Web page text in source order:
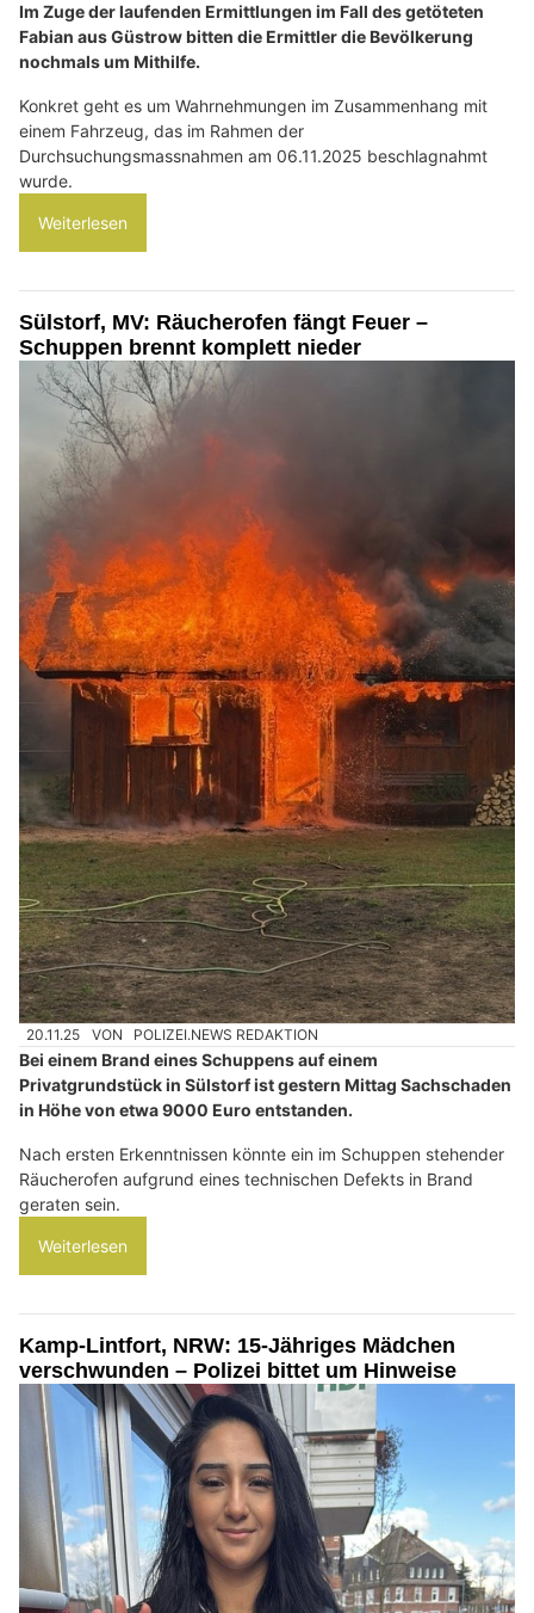
Im Zuge der laufenden Ermittlungen im Fall des getöteten
Fabian aus Güstrow bitten die Ermittler die Bevölkerung
nochmals um Mithilfe.
Konkret geht es um Wahrnehmungen im Zusammenhang mit
einem Fahrzeug, das im Rahmen der
Durchsuchungsmassnahmen am 06.11.2025 beschlagnahmt
wurde.
Weiterlesen
Sülstorf, MV: Räucherofen fängt Feuer –
Schuppen brennt komplett nieder
20.11.25 VON POLIZEI.NEWS REDAKTION
Bei einem Brand eines Schuppens auf einem
Privatgrundstück in Sülstorf ist gestern Mittag Sachschaden
in Höhe von etwa 9000 Euro entstanden.
Nach ersten Erkenntnissen könnte ein im Schuppen stehender
Räucherofen aufgrund eines technischen Defekts in Brand
geraten sein.
Weiterlesen
Kamp-Lintfort, NRW: 15-Jähriges Mädchen
verschwunden – Polizei bittet um Hinweise